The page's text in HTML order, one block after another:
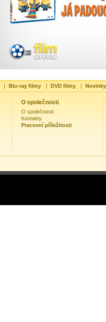
| Blu-ray filmy | DVD filmy |
O společnosti
O společnosti
Kontakty
Pracovní příležitosti